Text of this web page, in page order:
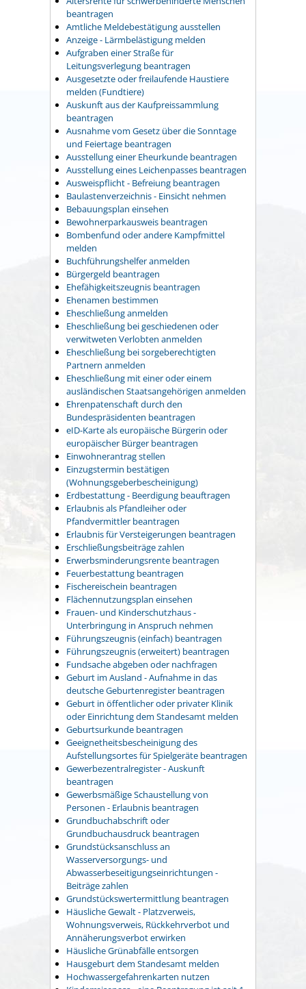
beantragen
Amtliche Meldebestätigung ausstellen
Anzeige - Lärmbelästigung melden
Aufgraben einer Straße für
Leitungsverlegung beantragen
Ausgesetzte oder freilaufende Haustiere
melden (Fundtiere)
Auskunft aus der Kaufpreissammlung
beantragen
Ausnahme vom Gesetz über die Sonntage
und Feiertage beantragen
Ausstellung einer Eheurkunde beantragen
Ausstellung eines Leichenpasses beantragen
Ausweispflicht - Befreiung beantragen
Baulastenverzeichnis - Einsicht nehmen
Bebauungsplan einsehen
Bewohnerparkausweis beantragen
Bombenfund oder andere Kampfmittel
melden
Buchführungshelfer anmelden
Bürgergeld beantragen
Ehefähigkeitszeugnis beantragen
Ehenamen bestimmen
Eheschließung anmelden
Eheschließung bei geschiedenen oder
verwitweten Verlobten anmelden
Eheschließung bei sorgeberechtigten
Partnern anmelden
Eheschließung mit einer oder einem
ausländischen Staatsangehörigen anmelden
Ehrenpatenschaft durch den
Bundespräsidenten beantragen
eID-Karte als europäische Bürgerin oder
europäischer Bürger beantragen
Einwohnerantrag stellen
Einzugstermin bestätigen
(Wohnungsgeberbescheinigung)
Erdbestattung - Beerdigung beauftragen
Erlaubnis als Pfandleiher oder
Pfandvermittler beantragen
Erlaubnis für Versteigerungen beantragen
Erschließungsbeiträge zahlen
Erwerbsminderungsrente beantragen
Feuerbestattung beantragen
Fischereischein beantragen
Flächennutzungsplan einsehen
Frauen- und Kinderschutzhaus -
Unterbringung in Anspruch nehmen
Führungszeugnis (einfach) beantragen
Führungszeugnis (erweitert) beantragen
Fundsache abgeben oder nachfragen
Geburt im Ausland - Aufnahme in das
deutsche Geburtenregister beantragen
Geburt in öffentlicher oder privater Klinik
oder Einrichtung dem Standesamt melden
Geburtsurkunde beantragen
Geeignetheitsbescheinigung des
Aufstellungsortes für Spielgeräte beantragen
Gewerbezentralregister - Auskunft
beantragen
Gewerbsmäßige Schaustellung von
Personen - Erlaubnis beantragen
Grundbuchabschrift oder
Grundbuchausdruck beantragen
Grundstücksanschluss an
Wasserversorgungs- und
Abwasserbeseitigungseinrichtungen -
Beiträge zahlen
Grundstückswertermittlung beantragen
Häusliche Gewalt - Platzverweis,
Wohnungsverweis, Rückkehrverbot und
Annäherungsverbot erwirken
Häusliche Grünabfälle entsorgen
Hausgeburt dem Standesamt melden
Hochwassergefahrenkarten nutzen